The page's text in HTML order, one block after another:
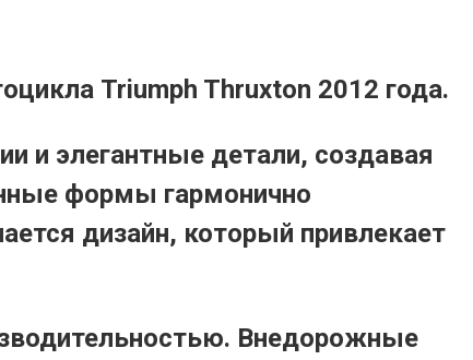
Triumph Thruxton 2012 года.
и элегантные детали, создавая
формы гармонично
дизайн, который привлекает
Внедорожные